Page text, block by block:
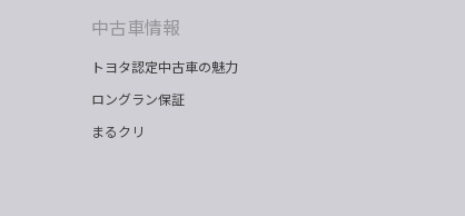
中古車情報
トヨタ認定中古車の魅力
ロングラン保証
まるクリ